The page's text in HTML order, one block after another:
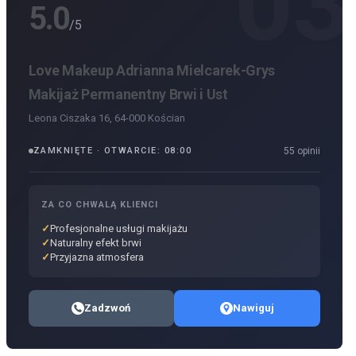
5.0/5
Love Makeup Adrianna Mielcarek-Grys
Makijaż Permanentny Brwi i Ust
Leona Ciszaka 16, 64-000 Kościan
ZAMKNIĘTE · OTWARCIE: 08:00 55 opinii
ZA CO CHWALĄ KLIENCI
Profesjonalne usługi makijażu
Naturalny efekt brwi
Przyjazna atmosfera
Zadzwoń Nawiguj